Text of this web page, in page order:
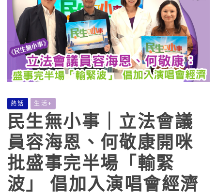
熱話 生活+
民生無小事｜立法會議
員容海恩、何敬康開咪
批盛事完半場「輸緊
波」 倡加入演唱會經濟